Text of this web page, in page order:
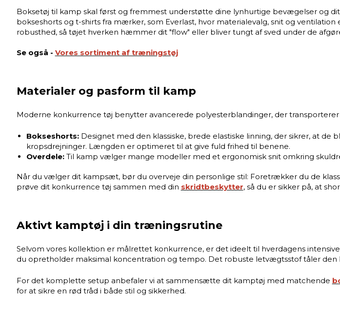
Boksetøj til kamp skal først og fremmest understøtte dine lynhurtige bevægelser og
bokseshorts og t-shirts fra mærker, som Everlast, hvor materialevalg, snit og
robusthed, så tøjet hverken hæmmer dit "flow" eller bliver tungt af sved under de
Se også - Vores sortiment af træningstøj
Materialer og pasform til kamp
Moderne konkurrence tøj benytter avancerede polyesterblandinger, der
Bokseshorts:Designet med den klassiske, brede elastiske linning, der sikrer, at de
kropsdrejninger. Længden er optimeret til at give fuld frihed til benene.
Overdele:Til kamp vælger mange modeller med et ergonomisk snit omkring
Når du vælger dit kampsæt, bør du overveje din personlige stil: Foretrækker du de
prøve dit konkurrence tøj sammen med din skridtbeskytter, så du er sikker på, at
Aktivt kamptøj i din træningsrutine
Selvom vores kollektion er målrettet konkurrence, er det ideelt til hverdagens
du opretholder maksimal koncentration og tempo. Det robuste letvægtsstof tåler den
For det komplette setup anbefaler vi at sammensætte dit kamptøj med matchende
for at sikre en rød tråd i både stil og sikkerhed.